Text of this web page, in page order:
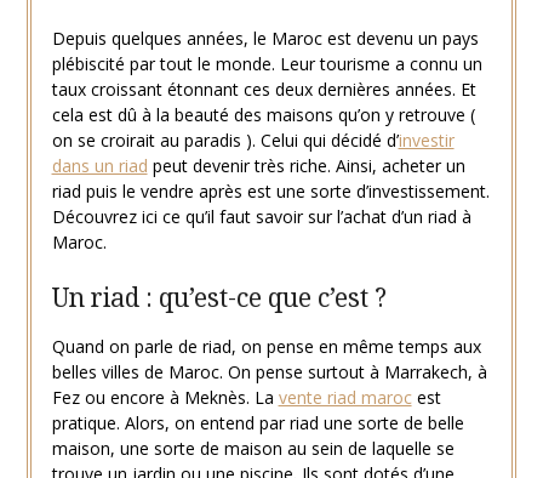
Depuis quelques années, le Maroc est devenu un pays
plébiscité par tout le monde. Leur tourisme a connu un
taux croissant étonnant ces deux dernières années. Et
cela est dû à la beauté des maisons qu’on y retrouve (
on se croirait au paradis ). Celui qui décidé d’investir
dans un riad peut devenir très riche. Ainsi, acheter un
riad puis le vendre après est une sorte d’investissement.
Découvrez ici ce qu’il faut savoir sur l’achat d’un riad à
Maroc.
Un riad : qu’est-ce que c’est ?
Quand on parle de riad, on pense en même temps aux
belles villes de Maroc. On pense surtout à Marrakech, à
Fez ou encore à Meknès. La vente riad marocest
pratique. Alors, on entend par riad une sorte de belle
maison, une sorte de maison au sein de laquelle se